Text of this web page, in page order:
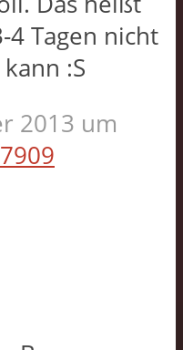
4 Tagen nicht
:S
2013 um